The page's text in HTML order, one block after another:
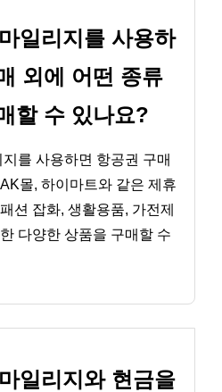
일리지를 사용하
외에 어떤 종류
할 수 있나요?
를 사용하면 항공권 구매
몰, 하이마트와 같은 제휴
션 잡화, 생활용품, 가전제
다양한 상품을 구매할 수
일리지와 현금을